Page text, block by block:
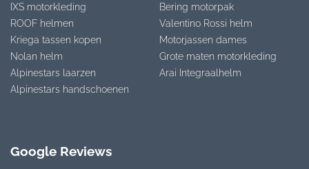
IXS motorkleding
ROOF helmen
Kriega tassen kopen
Nolan helm
Alpinestars laarzen
Alpinestars handschoenen
Bering motorpak
Valentino Rossi helm
Motorjassen dames
Grote maten motorkleding
Arai Integraalhelm
Google Reviews